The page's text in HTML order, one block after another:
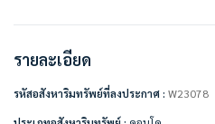
• แอร์ 1 เครื่อง
• ตู้เย็น
• เครื่องซักผ้า
• เตียง + ที่นอน 5 ฟุต
รายละเอียด
รหัสอสังหาริมทรัพย์ที่ลงประกาศ : W23078